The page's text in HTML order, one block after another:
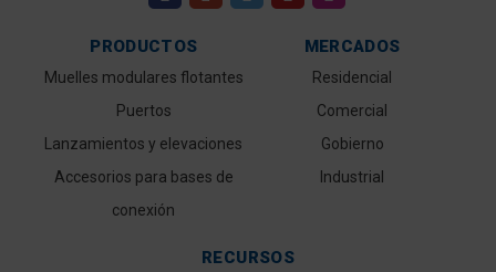
PRODUCTOS
Muelles modulares flotantes
Puertos
Lanzamientos y elevaciones
Accesorios para bases de
conexión
MERCADOS
Residencial
Comercial
Gobierno
Industrial
RECURSOS